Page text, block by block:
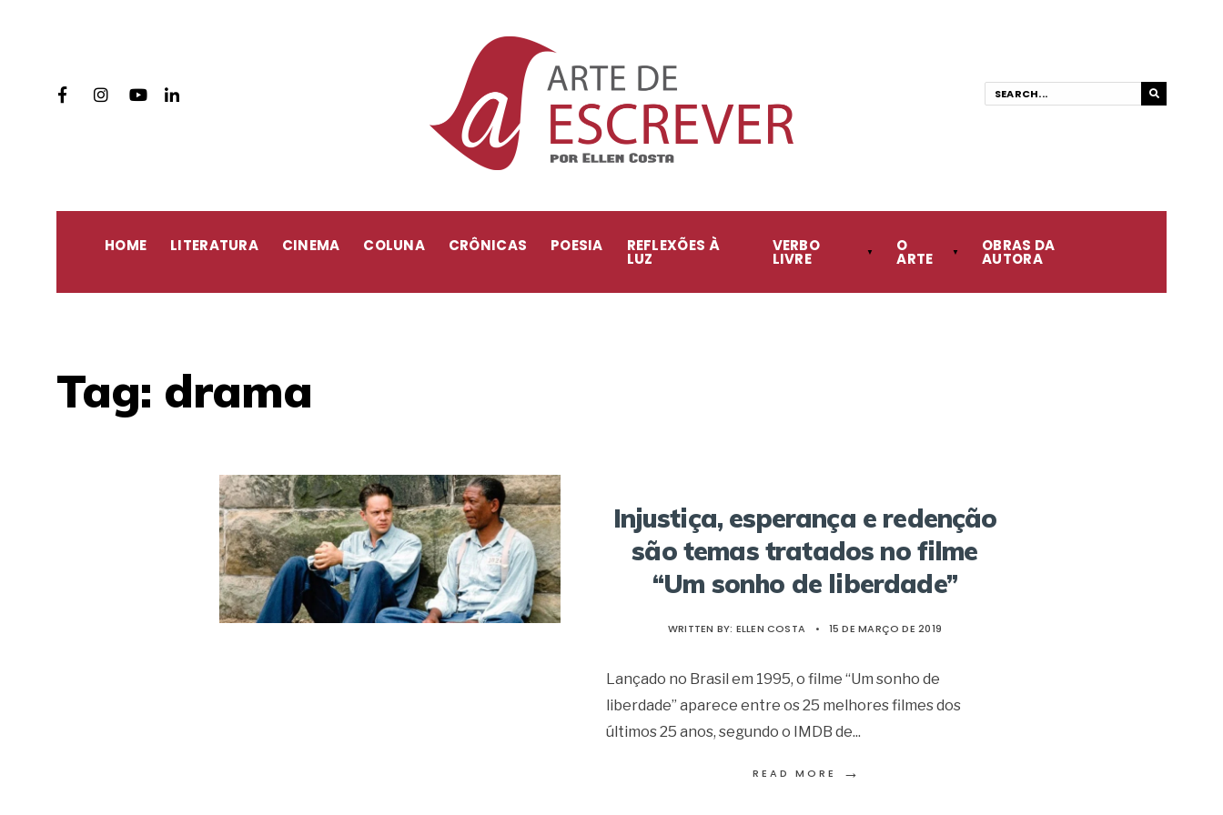
HOME LITERATURA CINEMA COLUNA CRÔNICAS POESIA REFLEXÕES À
LUZ
VERBO
LIVRE
O
ARTE
OBRAS DA
AUTORA
Tag: drama
Injustiça, esperança e redenção
são temas tratados no filme
“Um sonho de liberdade”
WRITTEN BY: ELLEN COSTA • 15 DE MARÇO DE 2019
Lançado no Brasil em 1995, o filme “Um sonho de
liberdade” aparece entre os 25 melhores filmes dos
últimos 25 anos, segundo o IMDB de...
READ MORE →